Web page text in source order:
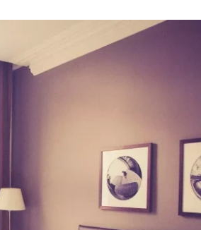
pro nás důležitou
nám mail na: